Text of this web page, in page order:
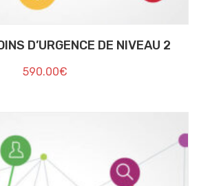
D’URGENCE DE NIVEAU 2
590.00€